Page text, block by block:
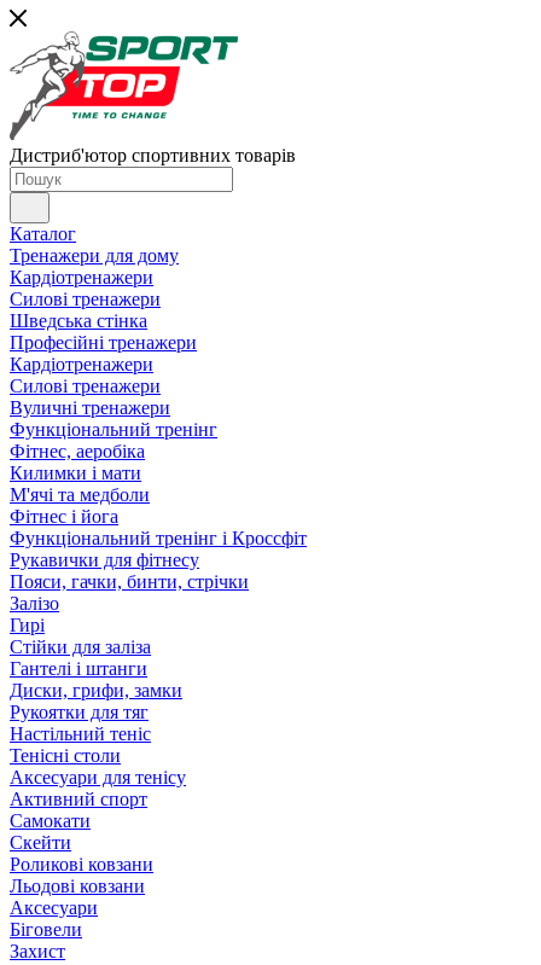
Дистриб'ютор спортивних товарів
Каталог
Тренажери для дому
Кардіотренажери
Силові тренажери
Шведська стінка
Професійні тренажери
Кардіотренажери
Силові тренажери
Вуличні тренажери
Функціональний тренінг
Фітнес, аеробіка
Килимки і мати
М'ячі та медболи
Фітнес і йога
Функціональний тренінг і Кроссфіт
Рукавички для фітнесу
Пояси, гачки, бинти, стрічки
Залізо
Гирі
Стійки для заліза
Гантелі і штанги
Диски, грифи, замки
Рукоятки для тяг
Настільний теніс
Тенісні столи
Аксесуари для тенісу
Активний спорт
Самокати
Скейти
Роликові ковзани
Льодові ковзани
Аксесуари
Біговели
Захист